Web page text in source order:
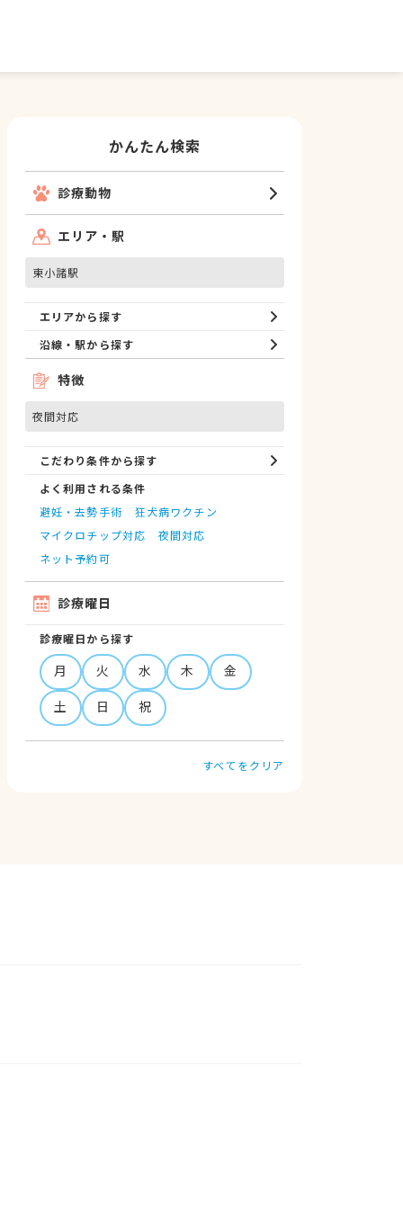
かんたん検索
診療動物
エリア・駅
東小諸駅
エリアから探す
沿線・駅から探す
特徴
夜間対応
こだわり条件から探す
よく利用される条件
避妊・去勢手術
狂犬病ワクチン
マイクロチップ対応
夜間対応
ネット予約可
診療曜日
診療曜日から探す
月 火 水 木
金
土
日 祝
すべてをクリア